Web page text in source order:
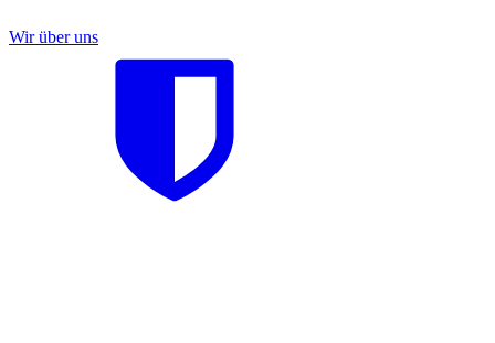
Wir über uns